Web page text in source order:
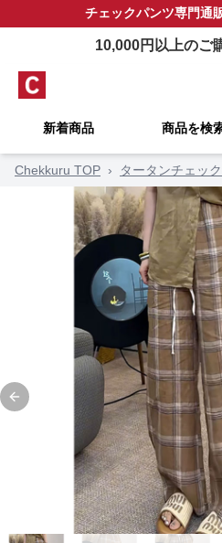
チェックパンツ専門通
10,000円以上のご
新着商品 商品を検
Chekkuru TOP › タータンチェッ
Previous slide